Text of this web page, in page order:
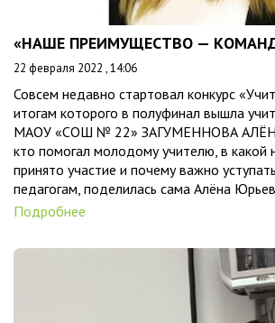
«НАШЕ ПРЕИМУЩЕСТВО —
22 февраля 2022 , 14:06
Совсем недавно стартовал конкурс
итогам которого в полуфинал вышла
МАОУ «СОШ № 22» ЗАГУМЕННОВА
кто помогал молодому учителю, в какой
принято участие и почему важно
педагогам, поделилась сама Алёна
Подробнее